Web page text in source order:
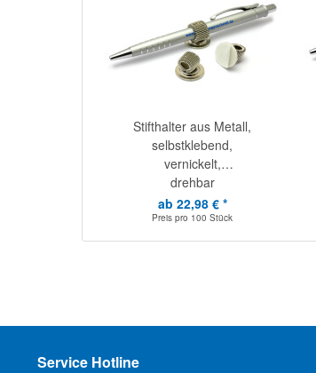
Stifthalter aus Metall,
selbstklebend,
vernickelt,
drehbar
ab 22,98 € *
Preis pro 100 Stück
Service Hotline